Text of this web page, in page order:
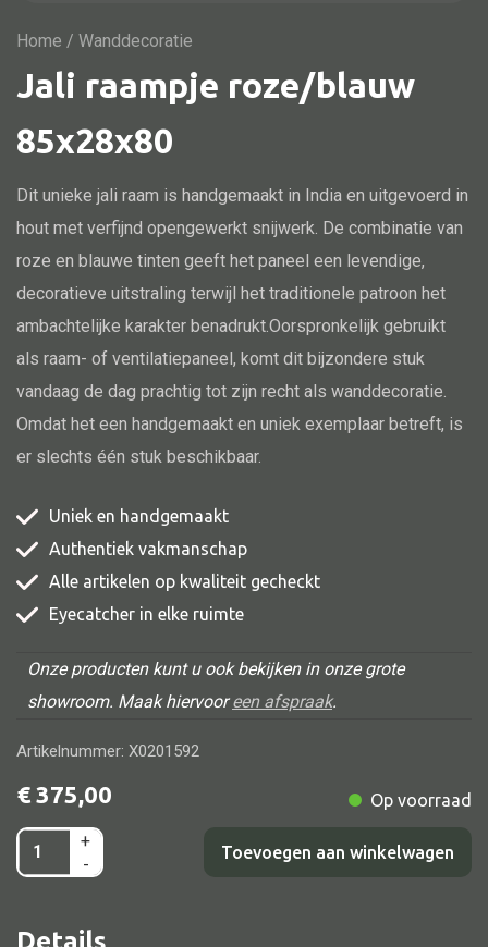
Eetkamer stoel
Fautteuil
Barstoel
Kinderstoel
Stoel overig
Alle banken
Bank gestoffeerd
Bank hout
Bank IJzer
Chaise longues
Poef
Hanglamp
Tafellamp
Wandlamp
Home / Wanddecoratie
Jali raampje roze/blauw
85x28x80
Dit unieke jali raam is handgemaakt in India en uitgevoerd in
hout met verfijnd opengewerkt snijwerk. De combinatie van
roze en blauwe tinten geeft het paneel een levendige,
decoratieve uitstraling terwijl het traditionele patroon het
ambachtelijke karakter benadrukt.Oorspronkelijk gebruikt
als raam- of ventilatiepaneel, komt dit bijzondere stuk
vandaag de dag prachtig tot zijn recht als wanddecoratie.
Omdat het een handgemaakt en uniek exemplaar betreft, is
er slechts één stuk beschikbaar.
Uniek en handgemaakt
Authentiek vakmanschap
Alle artikelen op kwaliteit gecheckt
Eyecatcher in elke ruimte
Onze producten kunt u ook bekijken in onze grote
showroom. Maak hiervooreen afspraak.
Artikelnummer: X0201592
€ 375,00 Op voorraad
Jali
raampje
85x28x80
+
-
Toevoegen aan winkelwagen
Details